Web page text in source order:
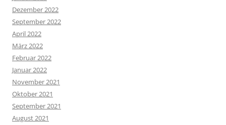
Dezember 2022
September 2022
April 2022
März 2022
Februar 2022
Januar 2022
November 2021
Oktober 2021
September 2021
August 2021